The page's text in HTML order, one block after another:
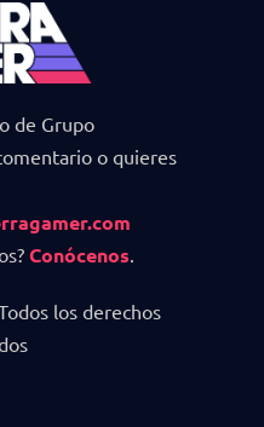
de Grupo
o quieres
Conócenos
los derechos